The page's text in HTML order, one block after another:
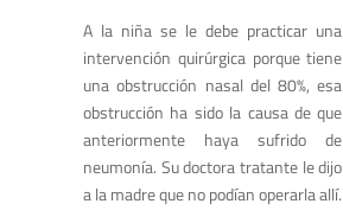
A la niña se le debe practicar una
intervención quirúrgica porque tiene
una obstrucción nasal del 80%, esa
obstrucción ha sido la causa de que
anteriormente haya sufrido de
neumonía. Su doctora tratante le dijo
a la madre que no podían operarla allí.